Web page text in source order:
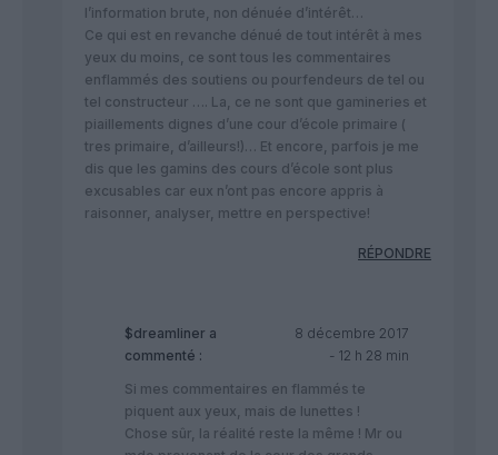
l’information brute, non dénuée d’intérêt…
Ce qui est en revanche dénué de tout intérêt à mes
yeux du moins, ce sont tous les commentaires
enflammés des soutiens ou pourfendeurs de tel ou
tel constructeur …. La, ce ne sont que gamineries et
piaillements dignes d’une cour d’école primaire (
tres primaire, d’ailleurs!)… Et encore, parfois je me
dis que les gamins des cours d’école sont plus
excusables car eux n’ont pas encore appris à
raisonner, analyser, mettre en perspective!
RÉPONDRE
$dreamliner a
commenté :
8 décembre 2017
- 12 h 28 min
Si mes commentaires en flammés te
piquent aux yeux, mais de lunettes !
Chose sûr, la réalité reste la même ! Mr ou